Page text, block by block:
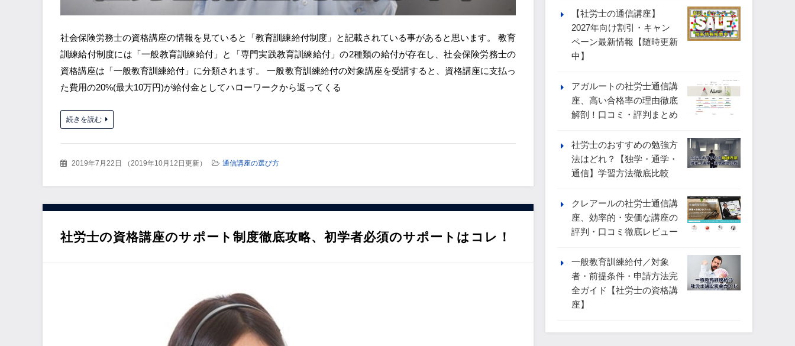
社会保険労務士の資格講座の情報を見ていると「教育訓練給付制度」と記載されている事があると思います。 教育
訓練給付制度には「一般教育訓練給付」と「専門実践教育訓練給付」の2種類の給付が存在し、社会保険労務士の
資格講座は「一般教育訓練給付」に分類されます。 一般教育訓練給付の対象講座を受講すると、資格講座に支払っ
た費用の20%(最大10万円)が給付金としてハローワークから返ってくる
続きを読む
2019年7月22日 （2019年10月12日更新） 通信講座の選び方
社労士の資格講座のサポート制度徹底攻略、初学者必須のサポートはコレ！
【社労士の通信講座】
2027年向け割引・キャン
ペーン最新情報【随時更新
中】
アガルートの社労士通信講
座、高い合格率の理由徹底
解剖！口コミ・評判まとめ
社労士のおすすめの勉強方
法はどれ？【独学・通学・
通信】学習方法徹底比較
クレアールの社労士通信講
座、効率的・安価な講座の
評判・口コミ徹底レビュー
一般教育訓練給付／対象
者・前提条件・申請方法完
全ガイド【社労士の資格講
座】